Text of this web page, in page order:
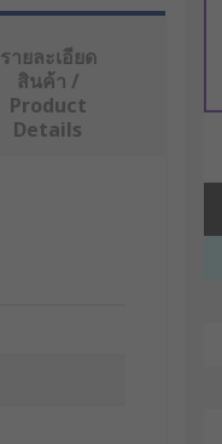
รายละเอียด
สินค้า /
Product
Details